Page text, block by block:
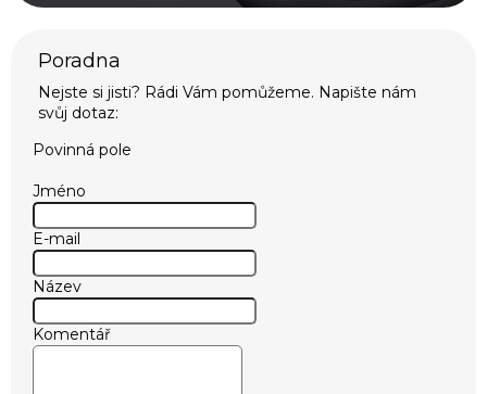
Povinná pole
Jméno
E-mail
Název
Komentář